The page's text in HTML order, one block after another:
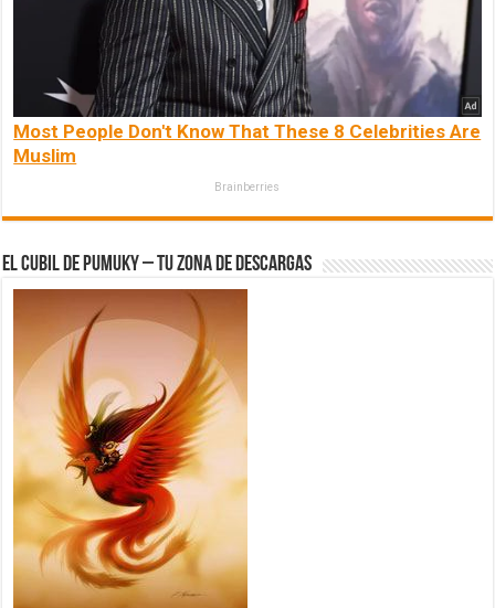
Most People Don't Know That These 8 Celebrities Are
Muslim
Brainberries
El Cubil de Pumuky – Tu zona de Descargas